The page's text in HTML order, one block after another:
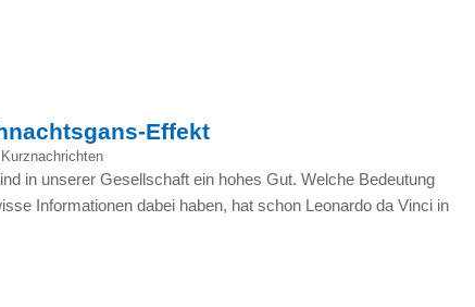
Effekt
Kurznachrichten
in unserer Gesellschaft ein hohes Gut. Welche Bedeutung
Informationen dabei haben, hat schon Leonardo da Vinci in